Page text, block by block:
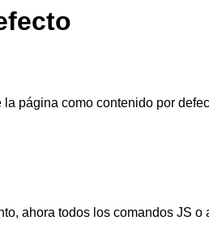
página como contenido por
ahora todos los comandos JS